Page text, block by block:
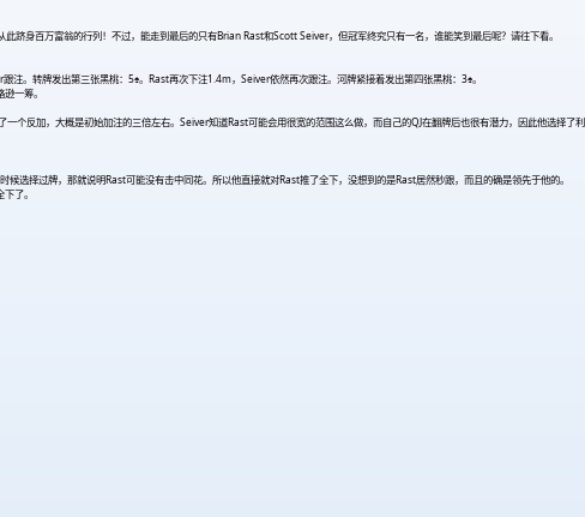
身百万富翁的行列！不过，能走到最后的只有Brian Rast和Scott Seiver，但冠军终究只有一名，谁能笑到最后呢？请往下看。
注。转牌发出第三张黑桃：5♠。Rast再次下注1.4m，Seiver依然再次跟注。河牌紧接着发出第四张黑桃：3♠。
逊一筹。
个反加，大概是初始加注的三倍左右。Seiver知道Rast可能会用很宽的范围这么做，而自己的QJ在翻牌后也很有潜力，因此他选择了利
选择过牌，那就说明Rast可能没有击中同花。所以他直接就对Rast推了全下，没想到的是Rast居然秒跟，而且的确是领先于他的。
了。